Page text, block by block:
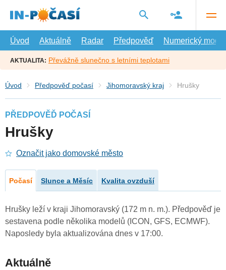
hlavní
Úvod
Aktuálně Radar Předpověď Numerický model
AKTUALITA: Převážně slunečno s letními teplotami
Úvod Předpověď počasí Jihomoravský kraj Hrušky
PŘEDPOVĚĎ POČASÍ
Hrušky
Označit jako domovské město
Počasí Slunce a Měsíc Kvalita ovzduší
Hrušky leží v kraji Jihomoravský (172 m n. m.). Předpověď je
sestavena podle několika modelů (ICON, GFS, ECMWF).
Naposledy byla aktualizována dnes v 17:00.
Aktuálně